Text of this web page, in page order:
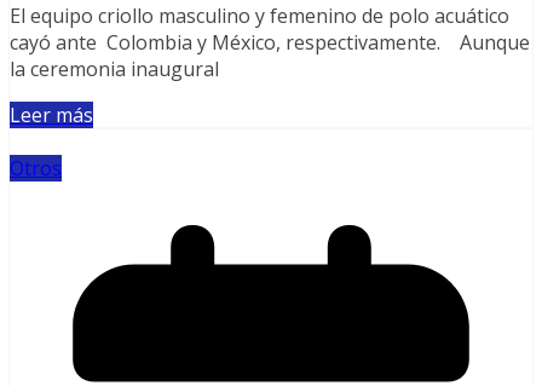
El equipo criollo masculino y femenino de polo acuático
cayó ante Colombia y México, respectivamente. Aunque
la ceremonia inaugural
Leer más
Otros